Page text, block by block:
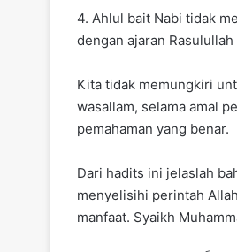
4. Ahlul bait Nabi tidak
dengan ajaran
Kita tidak memungkiri
wasallam, selama amal
pemahaman yang benar.
Dari hadits ini jelaslah
menyelisihi perintah
manfaat. Syaikh